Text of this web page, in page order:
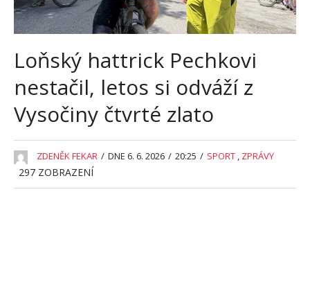
Loňský hattrick Pechkovi
nestačil, letos si odváží z
Vysočiny čtvrté zlato
ZDENĚK FEKAR / DNE 6. 6. 2026 / 20:25 / SPORT , ZPRÁVY
297 ZOBRAZENÍ